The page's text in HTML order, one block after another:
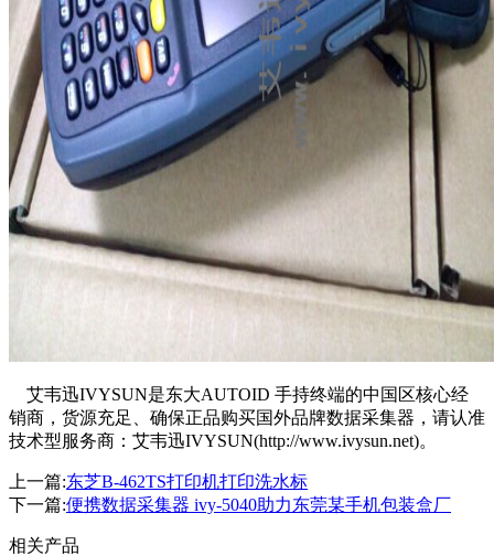
艾韦迅IVYSUN是东大AUTOID 手持终端的中国区核心经
销商，货源充足、确保正品购买国外品牌数据采集器，请认准
技术型服务商：艾韦迅IVYSUN(http://www.ivysun.net)。
上一篇:东芝B-462TS打印机打印洗水标
下一篇:便携数据采集器 ivy-5040助力东莞某手机包装盒厂
相关产品